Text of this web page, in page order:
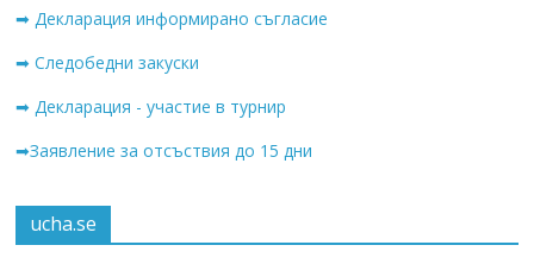
➡ Декларация информирано съгласие
➡ Следобедни закуски
➡ Декларация - участие в турнир
➡Заявление за отсъствия до 15 дни
ucha.se